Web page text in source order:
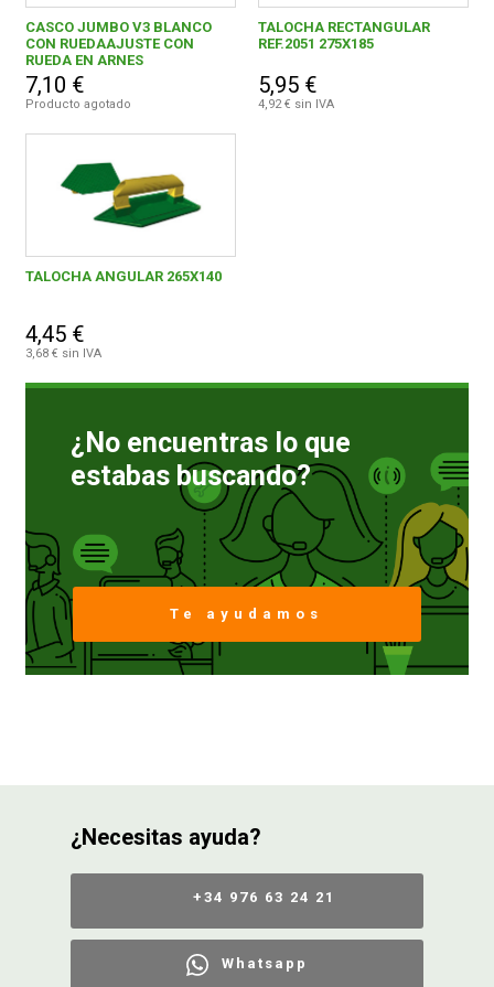
CASCO JUMBO V3 BLANCO
CON RUEDAAJUSTE CON
RUEDA EN ARNES
7,10 €
Producto agotado
TALOCHA RECTANGULAR
REF.2051 275X185
5,95 €
4,92 € sin IVA
TALOCHA ANGULAR 265X140
4,45 €
3,68 € sin IVA
¿No encuentras lo que
estabas buscando?
Te ayudamos
¿Necesitas ayuda?
+34 976 63 24 21
Whatsapp
CONDICIONES